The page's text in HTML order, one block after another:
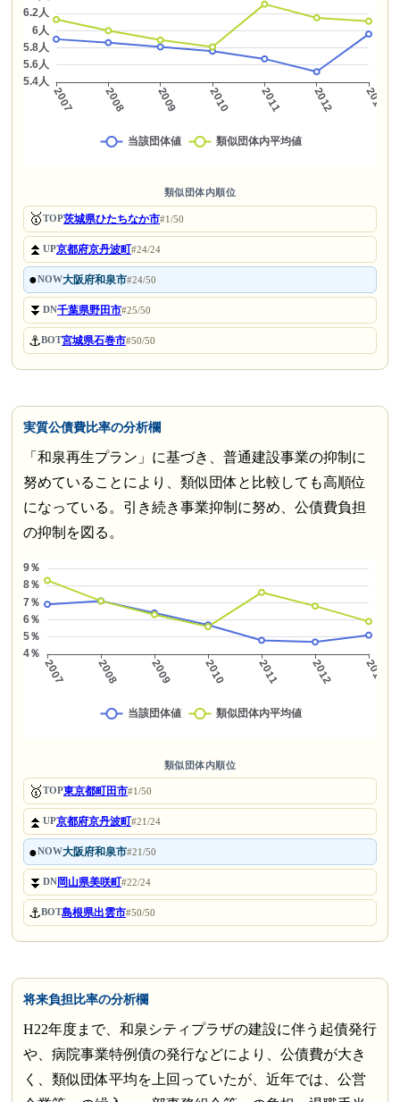
類似団体内順位
🥇TOP茨城県ひたちなか市#1/50
⏫UP京都府京丹波町#24/24
●NOW大阪府和泉市#24/50
⏬DN千葉県野田市#25/50
⚓BOT宮城県石巻市#50/50
実質公債費比率の分析欄
「和泉再生プラン」に基づき、普通建設事業の抑制に
努めていることにより、類似団体と比較しても高順位
になっている。引き続き事業抑制に努め、公債費負担
の抑制を図る。
類似団体内順位
🥇TOP東京都町田市#1/50
⏫UP京都府京丹波町#21/24
●NOW大阪府和泉市#21/50
⏬DN岡山県美咲町#22/24
⚓BOT島根県出雲市#50/50
将来負担比率の分析欄
H22年度まで、和泉シティプラザの建設に伴う起債発行
や、病院事業特例債の発行などにより、公債費が大き
く、類似団体平均を上回っていたが、近年では、公営